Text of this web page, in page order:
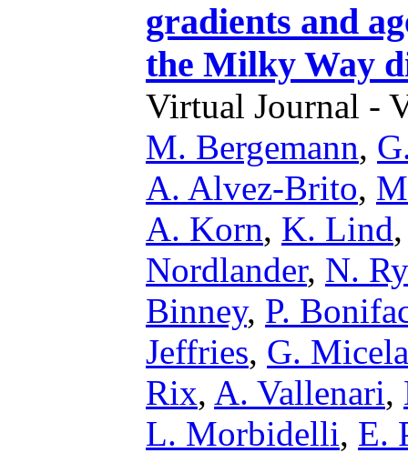
gradients and
the Milky Way
Virtual Journal -
M. Bergemann,
A. Alvez-Brito,
A. Korn, K. Lind
Nordlander, N.
Binney, P.
Jeffries, G. Micela
Rix, A. Vallenari,
L. Morbidelli, E.